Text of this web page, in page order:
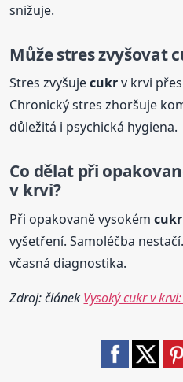
snižuje.
Může stres zvyšovat
Stres zvyšujecukrv krvi
Chronický stres zhoršuje
důležitá i psychická hygiena.
Co dělat při
v krvi?
Při opakovaně vysokémcukr
vyšetření. Samoléčba
včasná diagnostika.
Zdroj: článek Vysoký cukr v